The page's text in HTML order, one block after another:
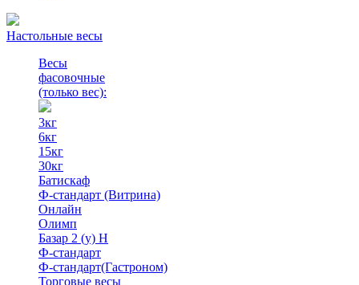
Настольные весы
Весы
фасовочные
(только вес):
3кг
6кг
15кг
30кг
Батискаф
Ф-стандарт (Витрина)
Онлайн
Олимп
Базар 2 (у) Н
Ф-стандарт
Ф-стандарт(Гастроном)
Торговые весы